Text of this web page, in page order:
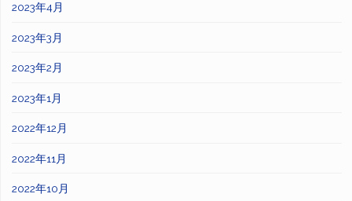
2023年4月
2023年3月
2023年2月
2023年1月
2022年12月
2022年11月
2022年10月